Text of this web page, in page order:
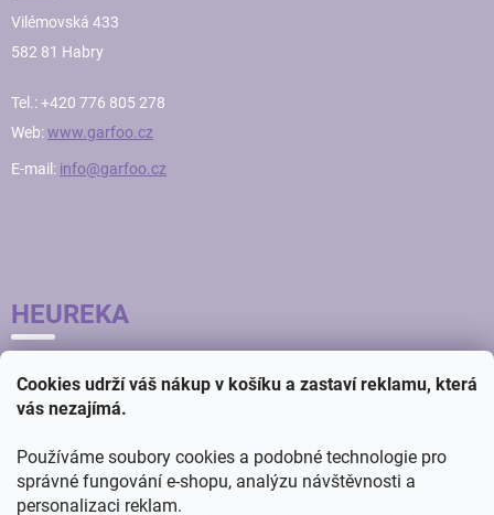
Cookies udrží váš nákup v košíku a zastaví reklamu, která
vás nezajímá.
Používáme soubory cookies a podobné technologie pro
správné fungování e-shopu, analýzu návštěvnosti a
personalizaci reklam.
Vilémovská 433
582 81 Habry
Tel.: +420 776 805 278
Web:www.garfoo.cz
E-mail: info@garfoo.cz
HEUREKA